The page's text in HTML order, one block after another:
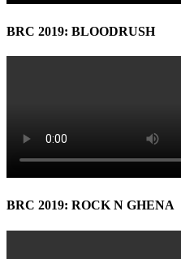
BRC 2019: BLOODRUSH
BRC 2019: ROCK N GHENA